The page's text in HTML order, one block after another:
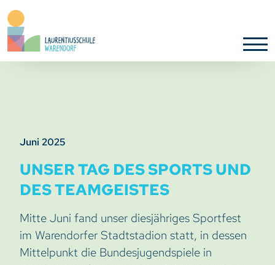
Juni 2025
UNSER TAG DES SPORTS UND
DES TEAMGEISTES
Mitte Juni fand unser diesjähriges Sportfest
im Warendorfer Stadtstadion statt, in dessen
Mittelpunkt die Bundesjugendspiele in